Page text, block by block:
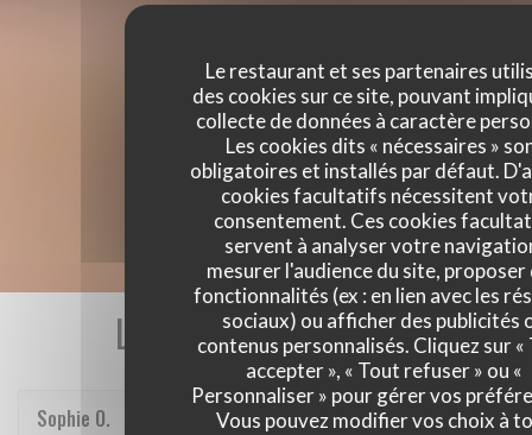
Le restaurant et ses partenaires
des cookies sur ce site, pouvant
collecte de données à caractère
Les cookies dits « nécessaires »
obligatoires et installés par défaut.
cookies facultatifs nécessitent
consentement. Ces cookies
servent à analyser votre
mesurer l'audience du site, proposer
fonctionnalités (ex : en lien avec les
sociaux) ou afficher des publicités
contenus personnalisés. Cliquez sur «
accepter », « Tout refuser » ou «
Personnaliser » pour gérer vos
Vous pouvez modifier vos choix à
Les avis de nos clients
Sophie O